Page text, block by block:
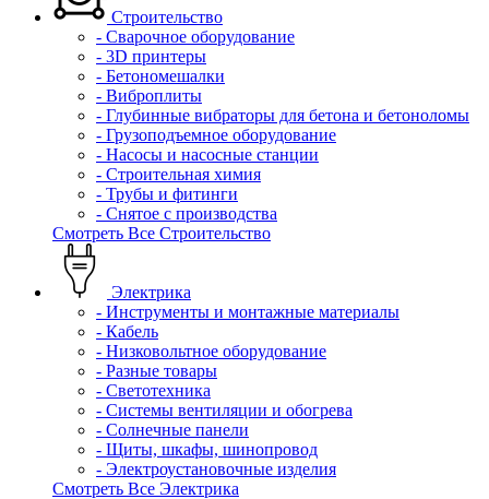
Строительство
- Сварочное оборудование
- 3D принтеры
- Бетономешалки
- Виброплиты
- Глубинные вибраторы для бетона и бетоноломы
- Грузоподъемное оборудование
- Насосы и насосные станции
- Строительная химия
- Трубы и фитинги
- Снятое с производства
Смотреть Все Строительство
Электрика
- Инструменты и монтажные материалы
- Кабель
- Низковольтное оборудование
- Разные товары
- Светотехника
- Системы вентиляции и обогрева
- Солнечные панели
- Щиты, шкафы, шинопровод
- Электроустановочные изделия
Смотреть Все Электрика